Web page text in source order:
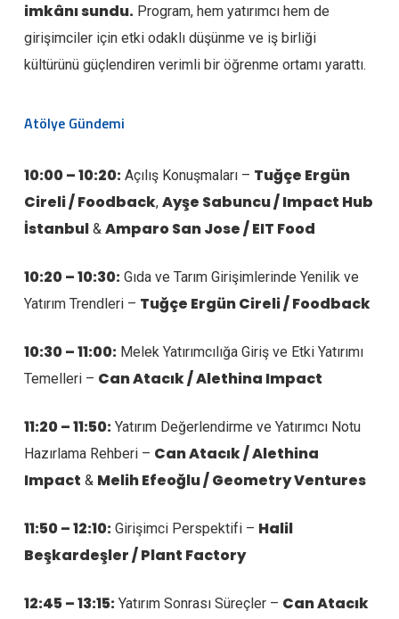
imkânı sundu. Program, hem yatırımcı hem de
girişimciler için etki odaklı düşünme ve iş birliği
kültürünü güçlendiren verimli bir öğrenme ortamı yarattı.
Atölye Gündemi
10:00 – 10:20: Açılış Konuşmaları – Tuğçe Ergün
Cireli / Foodback,Ayşe Sabuncu / Impact Hub
İstanbul &Amparo San Jose / EIT Food
10:20 – 10:30: Gıda ve Tarım Girişimlerinde Yenilik ve
Yatırım Trendleri – Tuğçe Ergün Cireli / Foodback
10:30 – 11:00: Melek Yatırımcılığa Giriş ve Etki Yatırımı
Temelleri – Can Atacık / Alethina Impact
11:20 – 11:50: Yatırım Değerlendirme ve Yatırımcı Notu
Hazırlama Rehberi – Can Atacık / Alethina
Impact & Melih Efeoğlu / Geometry Ventures
11:50 – 12:10: Girişimci Perspektifi – Halil
Beşkardeşler / Plant Factory
12:45 – 13:15: Yatırım Sonrası Süreçler – Can Atacık